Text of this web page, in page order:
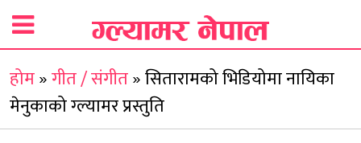
होम»गीत / संगीत»सितारामको भिडियोमा नायिका
मेनुकाको ग्ल्यामर प्रस्तुति